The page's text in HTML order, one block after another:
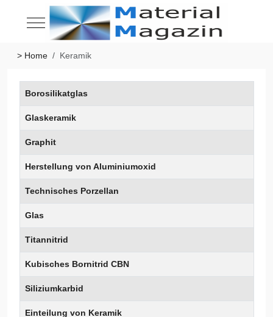
Mobile Menu Toggle
> Home Keramik
Titel
Borosilikatglas
Glaskeramik
Graphit
Herstellung von Aluminiumoxid
Technisches Porzellan
Glas
Titannitrid
Kubisches Bornitrid CBN
Siliziumkarbid
Einteilung von Keramik